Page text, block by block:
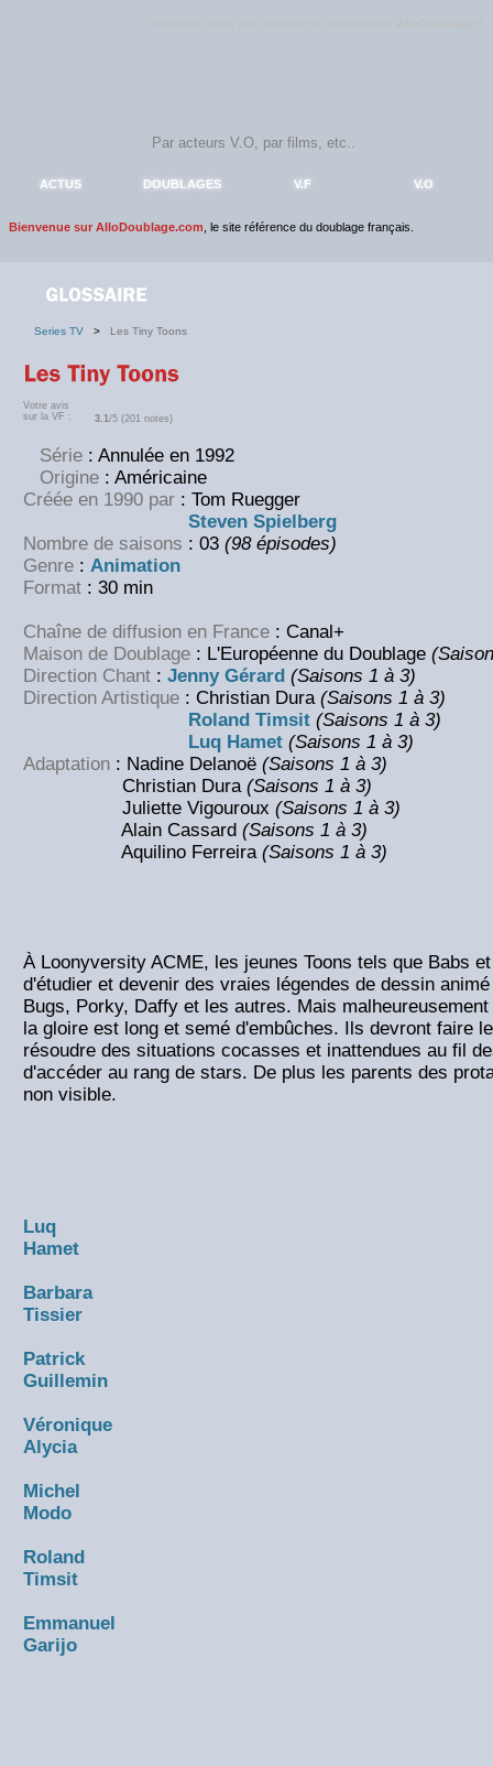
ACTUS DOUBLAGES V.F V.O
Bienvenue sur AlloDoublage.com , le site référence du doublage français.
Series TV > Les Tiny Toons
Votre avis
sur la VF :
3.1/5 (201 notes)
Série : Annulée en 1992
Origine : Américaine
Créée en 1990 par : Tom Ruegger
Steven Spielberg
Nombre de saisons : 03 (98 épisodes)
Genre : Animation
Format : 30 min
Chaîne de diffusion en France : Canal+
Maison de Doublage : L'Européenne du Doublage
Direction Chant : Jenny Gérard (Saisons 1 à 3)
Direction Artistique : Christian Dura (Saisons 1 à 3)
Roland Timsit (Saisons 1 à 3)
Luq Hamet (Saisons 1 à 3)
Adaptation : Nadine Delanoë (Saisons 1 à 3)
Christian Dura (Saisons 1 à 3)
Juliette Vigouroux (Saisons 1 à 3)
Alain Cassard (Saisons 1 à 3)
Aquilino Ferreira (Saisons 1 à 3)
À Loonyversity ACME, les jeunes Toons tels que Babs
d'étudier et devenir des vraies légendes de dessin
Bugs, Porky, Daffy et les autres. Mais
la gloire est long et semé d'embûches. Ils devront faire
résoudre des situations cocasses et inattendues au fil
d'accéder au rang de stars. De plus les parents des
non visible.
Luq
Hamet
Barbara
Tissier
Patrick
Guillemin
Véronique
Alycia
Michel
Modo
Roland
Timsit
Emmanuel
Garijo